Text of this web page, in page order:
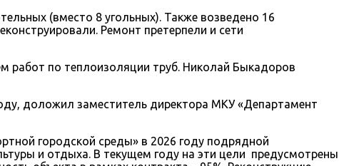
(вместо 8 угольных). Также возведено 16
Ремонт претерпели и сети
работ по теплоизоляции труб. Николай Быкадоров
доложил заместитель директора МКУ «Департамент
городской среды» в 2026 году подрядной
и отдыха. В текущем году на эти цели предусмотрены